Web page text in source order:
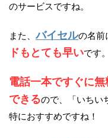
のサービスですね。
また、バイセルの名前
ドもとても早いです。
電話一本ですぐに
できるので、「いちい
特におすすめですね！